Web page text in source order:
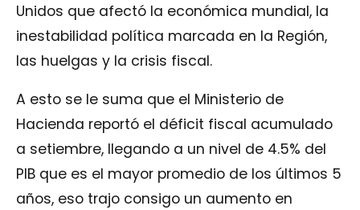
Unidos que afectó la económica mundial, la
inestabilidad política marcada en la Región,
las huelgas y la crisis fiscal.
A esto se le suma que el Ministerio de
Hacienda reportó el déficit fiscal acumulado
a setiembre, llegando a un nivel de 4.5% del
PIB que es el mayor promedio de los últimos 5
años, eso trajo consigo un aumento en